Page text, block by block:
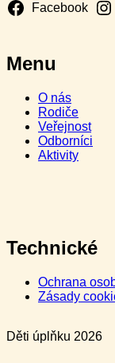
Facebook
Menu
O nás
Rodiče
Veřejnost
Odborníci
Aktivity
Technické
Ochrana
Zásady
Děti úplňku 2026